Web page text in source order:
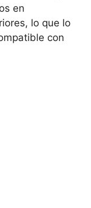
en
lo que lo
con